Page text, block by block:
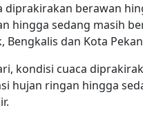
diprakirakan berawan
hingga sedang masih
Bengkalis dan Kota
kondisi cuaca
hujan ringan hingga